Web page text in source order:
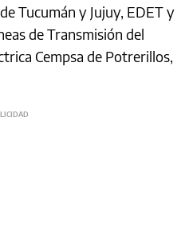
Tucumán y Jujuy, EDET y
de Transmisión del
Cempsa de Potrerillos,